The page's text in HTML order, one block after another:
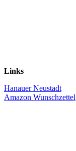
Links
Hanauer Neustadt
Amazon Wunschzettel